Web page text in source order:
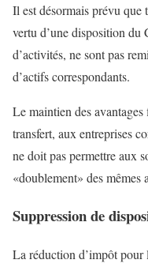
Il est désormais prévu que
vertu d’une disposition du
d’activités, ne sont pas
d’actifs correspondants.
Le maintien des
transfert, aux entreprises
ne doit pas permettre aux
«doublement» des mêmes
Suppression de
La réduction d’impôt pour